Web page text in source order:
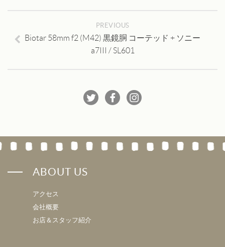
PREVIOUS
Biotar 58mm f2 (M42) 黒鏡胴 コーテッド + ソニー
a7III / SL601
ABOUT US
アクセス
会社概要
お店＆スタッフ紹介